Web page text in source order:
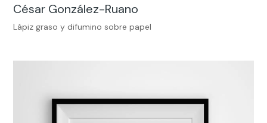
César González-Ruano
Lápiz graso y difumino sobre papel